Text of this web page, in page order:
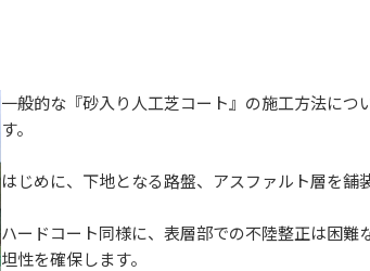
一般的な『砂入り人工芝コート』の施工方法につ
す。
はじめに、下地となる路盤、アスファルト層を舗
ハードコート同様に、表層部での不陸整正は困難
坦性を確保します。